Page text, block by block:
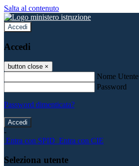
Salta al contenuto
Accedi
Accedi
button close ×
Nome Utente
Password
Password dimenticata?
-
Entra con SPID Entra con CIE
Seleziona utente